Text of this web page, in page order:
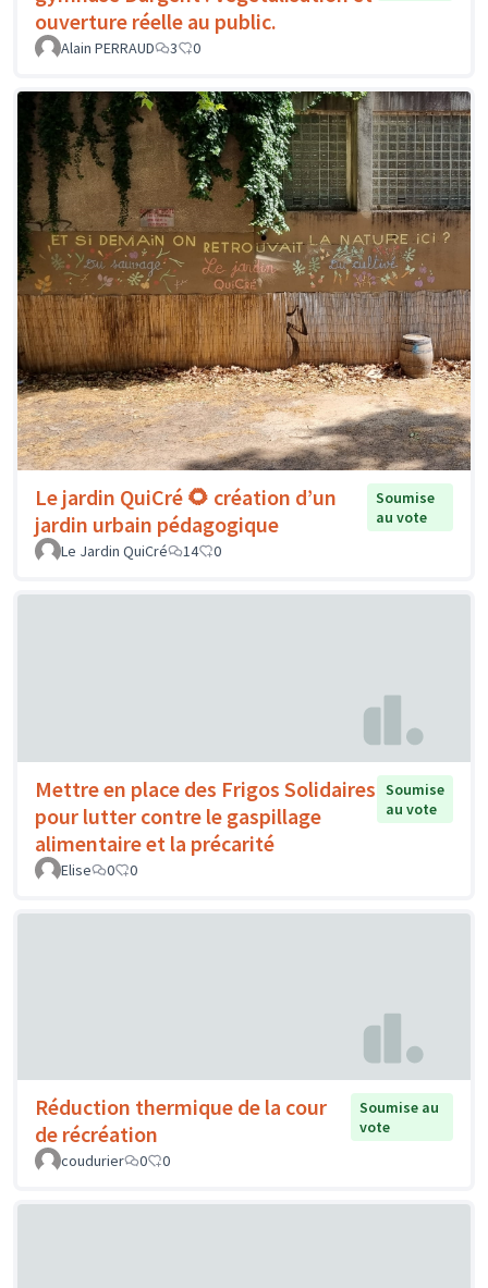
ouverture réelle au public.
Alain PERRAUD 3 0
Le jardin QuiCré 🌻 création d’un
jardin urbain pédagogique
Soumise
au vote
Le Jardin QuiCré
14 0
Mettre en place des Frigos Solidaires
pour lutter contre le gaspillage
alimentaire et la précarité
Soumise
au vote
Elise 0 0
Réduction thermique de la cour
de récréation
Soumise au
vote
coudurier
0 0